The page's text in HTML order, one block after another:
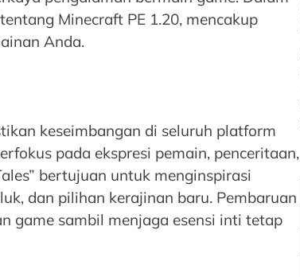
Minecraft PE 1.20, mencakup
Anda.
keseimbangan di seluruh platform
pada ekspresi pemain, penceritaan,
bertujuan untuk menginspirasi
dan pilihan kerajinan baru. Pembaruan
game sambil menjaga esensi inti tetap